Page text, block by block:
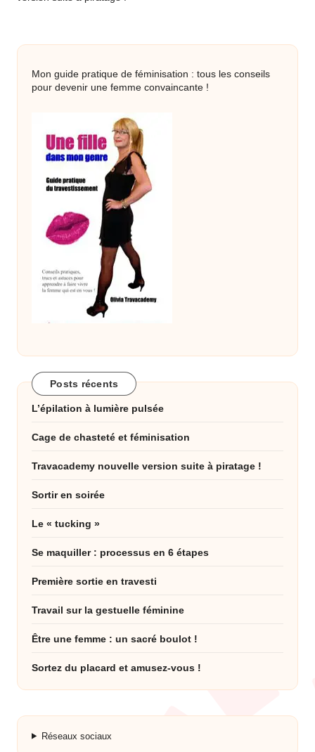
Mon guide pratique de féminisation : tous les conseils
pour devenir une femme convaincante !
Posts récents
L’épilation à lumière pulsée
Cage de chasteté et féminisation
Travacademy nouvelle version suite à piratage !
Sortir en soirée
Le « tucking »
Se maquiller : processus en 6 étapes
Première sortie en travesti
Travail sur la gestuelle féminine
Être une femme : un sacré boulot !
Sortez du placard et amusez-vous !
Réseaux sociaux